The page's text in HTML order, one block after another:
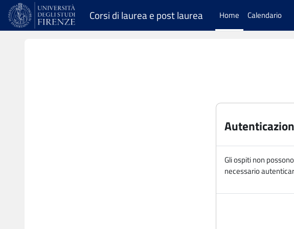
Vai al contenuto principale
Corsi di laurea e post laurea Home Calendario
Gli ospiti non
necessario